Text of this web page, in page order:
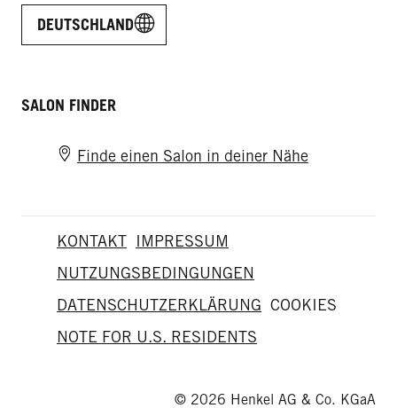
DEUTSCHLAND
SALON FINDER
Finde einen Salon in deiner Nähe
KONTAKT IMPRESSUM
NUTZUNGSBEDINGUNGEN
DATENSCHUTZERKLÄRUNG COOKIES
NOTE FOR U.S. RESIDENTS
© 2026 Henkel AG & Co. KGaA